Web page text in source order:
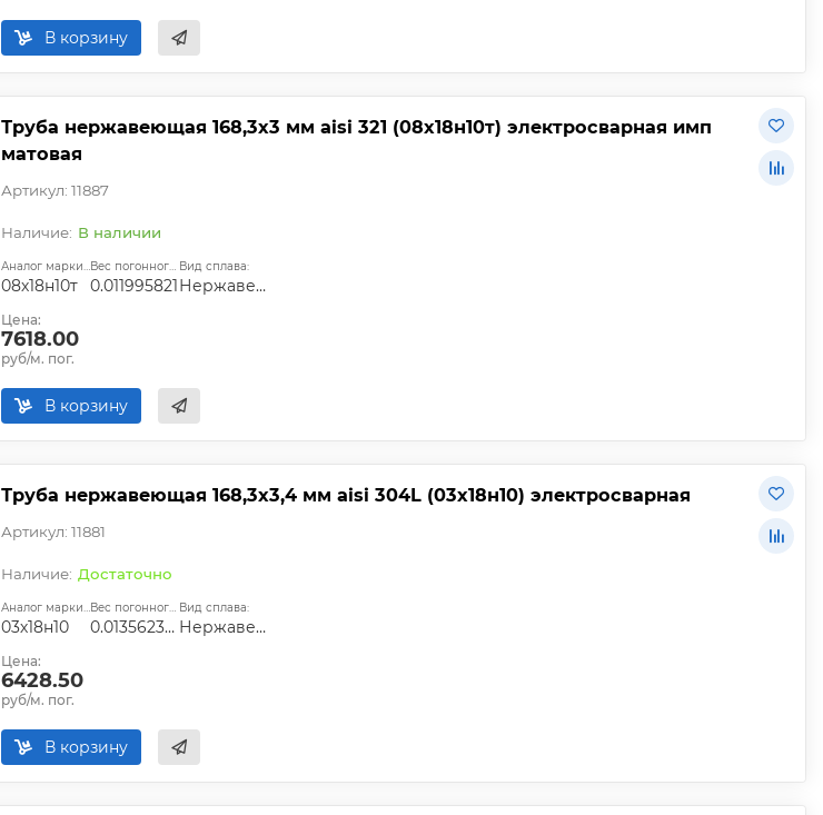
В корзину
Труба нержавеющая 168,3х3 мм aisi 321 (08х18н10т) электросварная имп
матовая
Артикул: 11887
В наличии
Аналог марки стали:
08х18н10т
Вес погонного метра, т.:
0.011995821
Вид сплава:
Нержавеющая сталь
Цена:
7618.00
руб/м. пог.
В корзину
Труба нержавеющая 168,3х3,4 мм aisi 304L (03х18н10) электросварная
Артикул: 11881
Достаточно
Аналог марки стали:
03х18н10
Вес погонного метра, т.:
0.0135623654
Вид сплава:
Нержавеющая сталь
Цена:
6428.50
руб/м. пог.
В корзину